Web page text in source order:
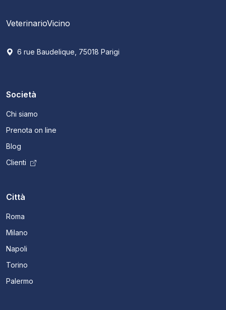
VeterinarioVicino
6 rue Baudelique, 75018 Parigi
Società
Chi siamo
Prenota on line
Blog
Clienti
Città
Roma
Milano
Napoli
Torino
Palermo